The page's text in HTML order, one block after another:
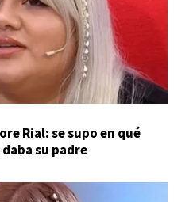
Rial: se supo en qué
su padre